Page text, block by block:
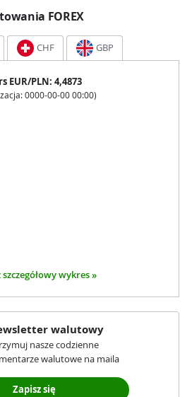
FOREX
CHF GBP
EUR/PLN: 4,4873
0000-00-00 00:00)
szczegółowy wykres »
walutowy
nasze codzienne
walutowe na maila
Zapisz się